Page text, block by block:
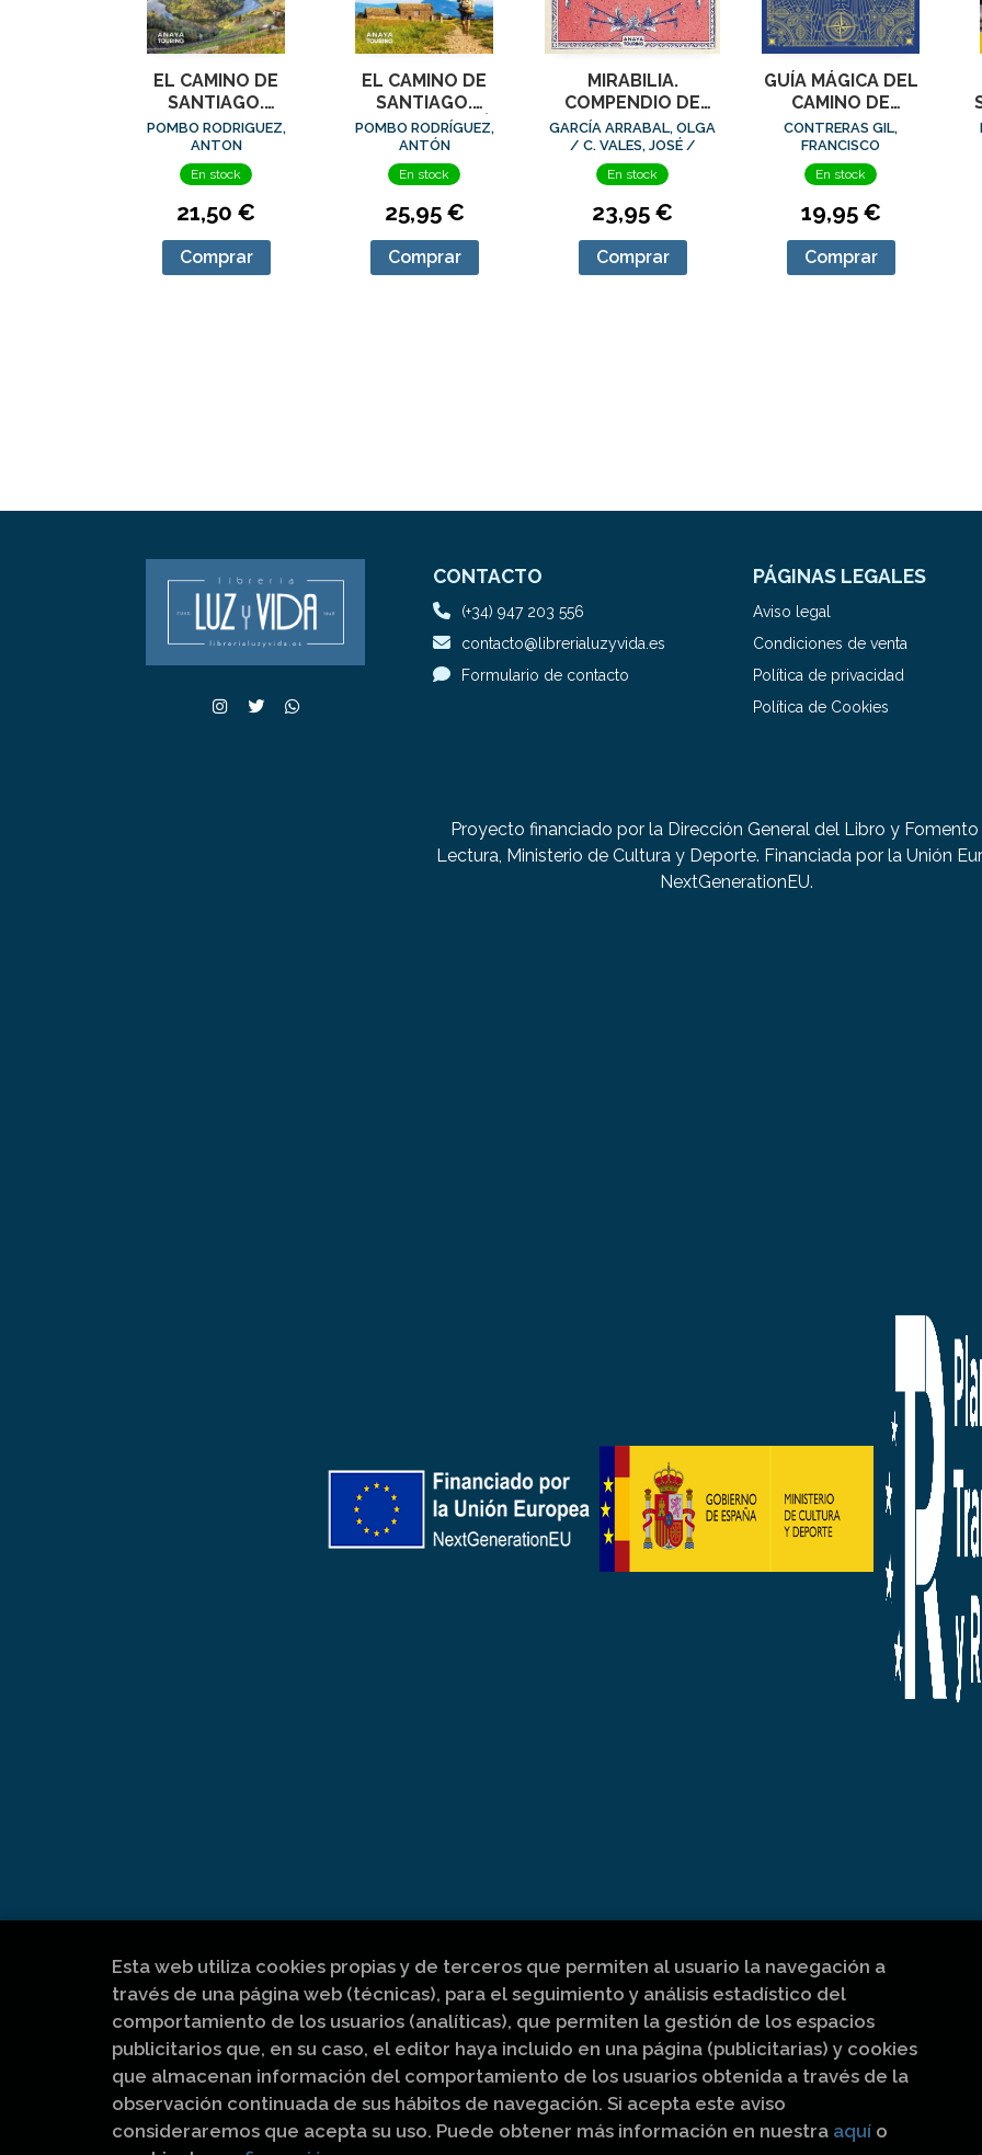
EL CAMINO DE
SANTIAGO.
CAMINO DEL SIL
POMBO RODRIGUEZ,
ANTON
En stock
21,50 €
Comprar
EL CAMINO DE
SANTIAGO.
CAMINO FRANCÉS
(2 VOLÚMENES)
POMBO RODRÍGUEZ,
ANTÓN
En stock
25,95 €
Comprar
MIRABILIA.
COMPENDIO DE
MARAVILLAS Y
ASOMBROS DEL
CAMINO DE
SANTIAGO
GARCÍA ARRABAL, OLGA
/ C. VALES, JOSÉ /
PICTOR, CELSIUS
En stock
23,95 €
Comprar
GUÍA MÁGICA DEL
CAMINO DE
SANTIAGO
CONTRERAS GIL,
FRANCISCO
En stock
19,95 €
Comprar
CONTACTO
(+34) 947 203 556
contacto@librerialuzyvida.es
Formulario de contacto
PÁGINAS LEGALES
Aviso legal
Condiciones de venta
Política de privacidad
Política de Cookies
Proyecto financiado por la Dirección General del Libro y Fomento
Lectura, Ministerio de Cultura y Deporte. Financiada por la Unión
NextGenerationEU.
Esta web utiliza cookies propias y de terceros que permiten al usuario la navegación a
través de una página web (técnicas), para el seguimiento y análisis estadístico del
comportamiento de los usuarios (analíticas), que permiten la gestión de los espacios
publicitarios que, en su caso, el editor haya incluido en una página (publicitarias) y cookies
que almacenan información del comportamiento de los usuarios obtenida a través de la
observación continuada de sus hábitos de navegación. Si acepta este aviso
consideraremos que acepta su uso. Puede obtener más información en nuestra aquí o